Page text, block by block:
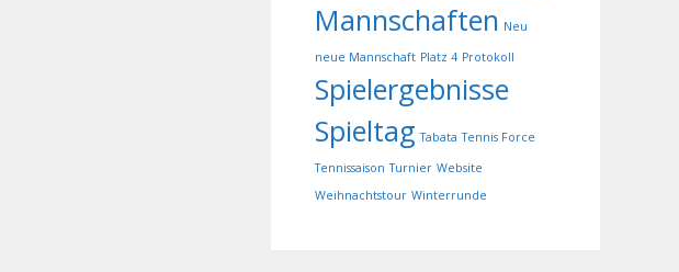
Mannschaften Neu
neue Mannschaft Platz 4 Protokoll
Spielergebnisse
Spieltag Tabata Tennis Force
Tennissaison Turnier Website
Weihnachtstour Winterrunde